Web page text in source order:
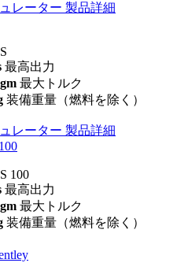
レーター 製品詳細
最高出力
最大トルク
装備重量（燃料を除く）
レーター 製品詳細
100
最高出力
最大トルク
装備重量（燃料を除く）